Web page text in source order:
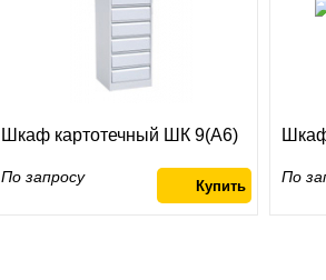
Шкаф картотечный ШК 9(A6)
По запросу По